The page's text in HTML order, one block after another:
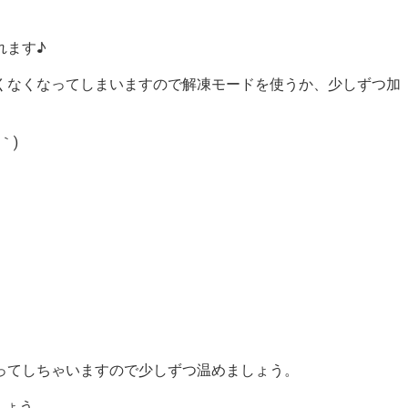
ます♪
くなってしまいますので解凍モードを使うか、少しずつ加
)
しちゃいますので少しずつ温めましょう。